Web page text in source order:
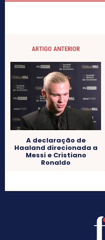
ARTIGO ANTERIOR
A declaração de
Haaland direcionada a
Messi e Cristiano
Ronaldo